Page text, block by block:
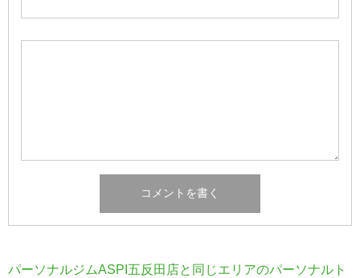
パーソナルジムASPI五反田店と同じエリアのパーソナルト